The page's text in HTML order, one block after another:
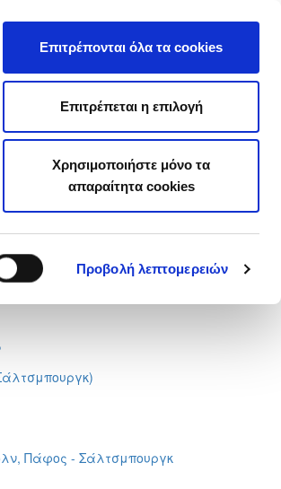
Προβολή λεπτομερειών
Επιτρέπονται όλα τα cookies
Επιτρέπεται η επιλογή
Χρησιμοποιήστε μόνο τα
απαραίτητα cookies
Tweets by CyprusFA
γεγονότα
Πάφος - Σάλτσμπουργκ